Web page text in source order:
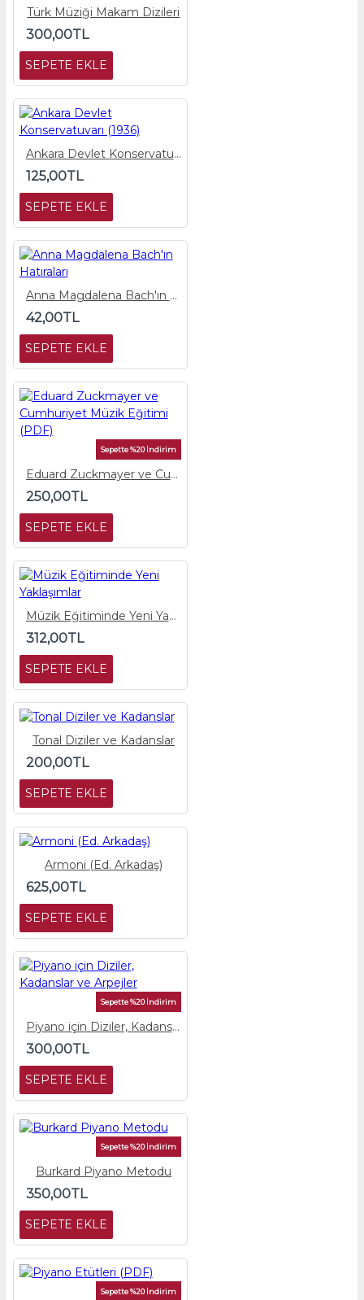
Türk Müziği Makam Dizileri
300,00TL
SEPETE EKLE
Ankara Devlet Konservatuvarı (1936)
125,00TL
SEPETE EKLE
Anna Magdalena Bach'ın Hatıraları
42,00TL
SEPETE EKLE
Sepette %20 İndirim
Eduard Zuckmayer ve Cumhuriyet Müzik Eğitimi (PDF)
250,00TL
SEPETE EKLE
Müzik Eğitiminde Yeni Yaklaşımlar
312,00TL
SEPETE EKLE
Tonal Diziler ve Kadanslar
200,00TL
SEPETE EKLE
Armoni (Ed. Arkadaş)
625,00TL
SEPETE EKLE
Sepette %20 İndirim
Piyano için Diziler, Kadanslar ve Arpejler
300,00TL
SEPETE EKLE
Sepette %20 İndirim
Burkard Piyano Metodu
350,00TL
SEPETE EKLE
Sepette %20 İndirim